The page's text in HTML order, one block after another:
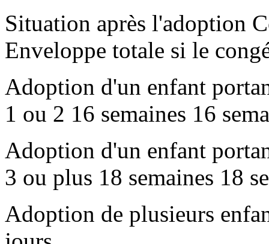
Situation après l'adoption
Enveloppe totale si le
Adoption d'un enfant
1 ou 2 16 semaines 16
Adoption d'un enfant
3 ou plus 18 semaines 18
Adoption de plusieurs